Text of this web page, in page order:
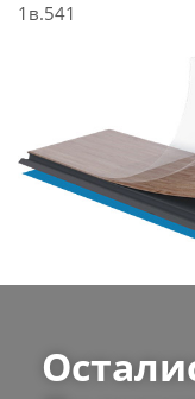
1в.541